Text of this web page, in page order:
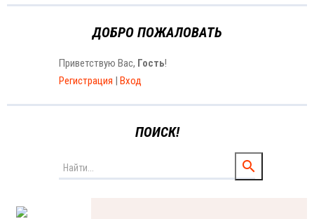
ДОБРО ПОЖАЛОВАТЬ
Приветствую Вас, Гость!
Регистрация | Вход
ПОИСК!